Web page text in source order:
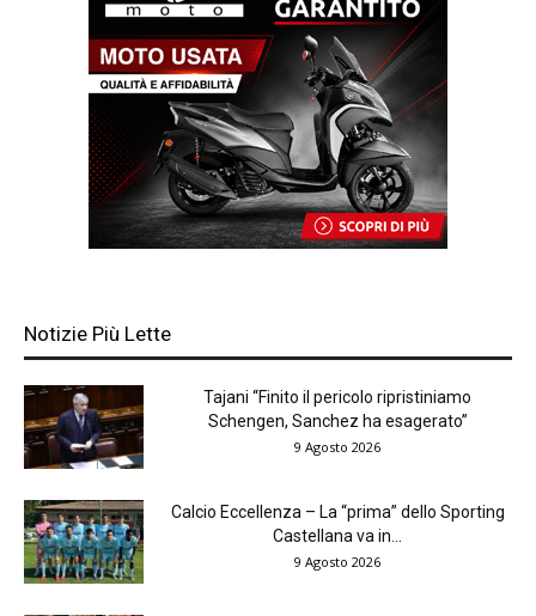
Notizie Più Lette
Tajani “Finito il pericolo ripristiniamo
Schengen, Sanchez ha esagerato”
9 Agosto 2026
Calcio Eccellenza – La “prima” dello Sporting
Castellana va in...
9 Agosto 2026